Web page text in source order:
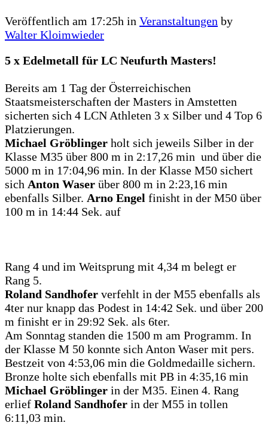
Veröffentlich am 17:25h in Veranstaltungen by
Walter Kloimwieder
5 x Edelmetall für LC Neufurth Masters!
Bereits am 1 Tag der Österreichischen
Staatsmeisterschaften der Masters in Amstetten
sicherten sich 4 LCN Athleten 3 x Silber und 4 Top 6
Platzierungen.
Michael Gröblinger holt sich jeweils Silber in der
Klasse M35 über 800 m in 2:17,26 min und über die
5000 m in 17:04,96 min. In der Klasse M50 sichert
sich Anton Waser über 800 m in 2:23,16 min
ebenfalls Silber. Arno Engel finisht in der M50 über
100 m in 14:44 Sek. auf
Rang 4 und im Weitsprung mit 4,34 m belegt er
Rang 5.
Roland Sandhofer verfehlt in der M55 ebenfalls als
4ter nur knapp das Podest in 14:42 Sek. und über 200
m finisht er in 29:92 Sek. als 6ter.
Am Sonntag standen die 1500 m am Programm. In
der Klasse M 50 konnte sich Anton Waser mit pers.
Bestzeit von 4:53,06 min die Goldmedaille sichern.
Bronze holte sich ebenfalls mit PB in 4:35,16 min
Michael Gröblinger in der M35. Einen 4. Rang
erlief Roland Sandhofer in der M55 in tollen
6:11,03 min.